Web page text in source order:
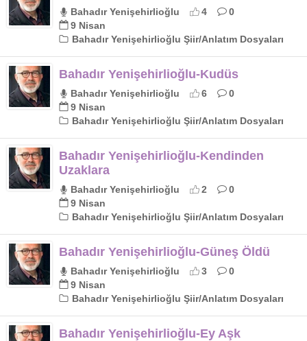
Bahadır Yenişehirlioğlu 4
0
9 Nisan
Bahadır Yenişehirlioğlu Şiir/Anlatım Dosyaları
Bahadır Yenişehirlioğlu-Kudüs
Bahadır Yenişehirlioğlu 6
0
9 Nisan
Bahadır Yenişehirlioğlu Şiir/Anlatım Dosyaları
Bahadır Yenişehirlioğlu-Kendinden
Uzaklara
Bahadır Yenişehirlioğlu 2
0
9 Nisan
Bahadır Yenişehirlioğlu Şiir/Anlatım Dosyaları
Bahadır Yenişehirlioğlu-Güneş Öldü
Bahadır Yenişehirlioğlu 3
0
9 Nisan
Bahadır Yenişehirlioğlu Şiir/Anlatım Dosyaları
Bahadır Yenişehirlioğlu-Ey Aşk